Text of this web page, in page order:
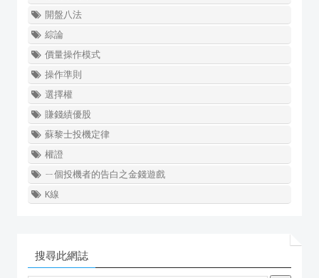
開盤八法
綜論
價量操作模式
操作準則
選擇權
賺錢績優股
蘇黎士投機定律
權證
ㄧ個投機者的告白之金錢遊戲
K線
搜尋此網誌